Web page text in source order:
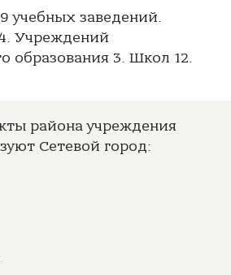
учебных заведений.
Учреждений
образования 3. Школ 12.
района учреждения
Сетевой город: